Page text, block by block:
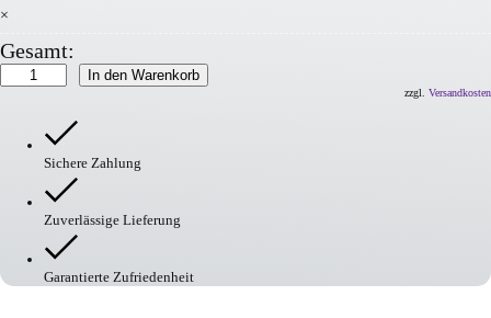
×
Gesamt:
Leitzylinder
ComeBack
In den Warenkorb
zzgl. Versandkosten
Sichere Zahlung
Zuverlässige Lieferung
Garantierte Zufriedenheit